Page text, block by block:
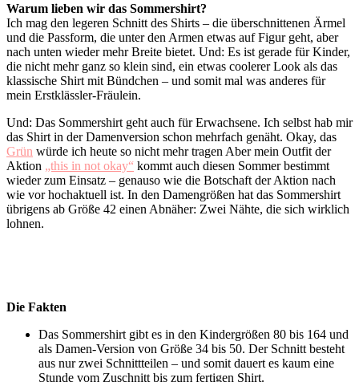
Warum lieben wir das Sommershirt?
Ich mag den legeren Schnitt des Shirts – die überschnittenen Ärmel
und die Passform, die unter den Armen etwas auf Figur geht, aber
nach unten wieder mehr Breite bietet. Und: Es ist gerade für Kinder,
die nicht mehr ganz so klein sind, ein etwas coolerer Look als das
klassische Shirt mit Bündchen – und somit mal was anderes für
mein Erstklässler-Fräulein.
Und: Das Sommershirt geht auch für Erwachsene. Ich selbst hab mir
das Shirt in der Damenversion schon mehrfach genäht. Okay, das
Grün würde ich heute so nicht mehr tragen Aber mein Outfit der
Aktion „this in not okay“ kommt auch diesen Sommer bestimmt
wieder zum Einsatz – genauso wie die Botschaft der Aktion nach
wie vor hochaktuell ist. In den Damengrößen hat das Sommershirt
übrigens ab Größe 42 einen Abnäher: Zwei Nähte, die sich wirklich
lohnen.
Die Fakten
Das Sommershirt gibt es in den Kindergrößen 80 bis 164 und
als Damen-Version von Größe 34 bis 50. Der Schnitt besteht
aus nur zwei Schnittteilen – und somit dauert es kaum eine
Stunde vom Zuschnitt bis zum fertigen Shirt.